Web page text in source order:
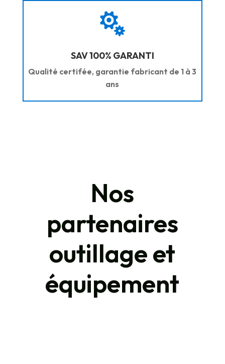

SAV 100% GARANTI
Qualité certifée, garantie fabricant de 1 à 3
ans
Nos
partenaires
outillage et
équipement